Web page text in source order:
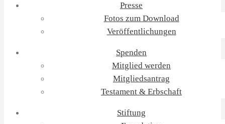
Presse
Fotos zum Download
Veröffentlichungen
Spenden
Mitglied werden
Mitgliedsantrag
Testament & Erbschaft
Stiftung